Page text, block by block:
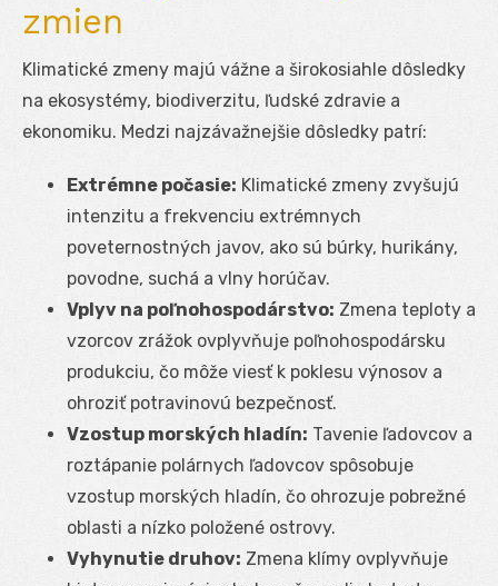
zmien
Klimatické zmeny majú vážne a širokosiahle dôsledky
na ekosystémy, biodiverzitu, ľudské zdravie a
ekonomiku. Medzi najzávažnejšie dôsledky patrí:
Extrémne počasie: Klimatické zmeny zvyšujú
intenzitu a frekvenciu extrémnych
poveternostných javov, ako sú búrky, hurikány,
povodne, suchá a vlny horúčav.
Vplyv na poľnohospodárstvo: Zmena teploty a
vzorcov zrážok ovplyvňuje poľnohospodársku
produkciu, čo môže viesť k poklesu výnosov a
ohroziť potravinovú bezpečnosť.
Vzostup morských hladín: Tavenie ľadovcov a
roztápanie polárnych ľadovcov spôsobuje
vzostup morských hladín, čo ohrozuje pobrežné
oblasti a nízko položené ostrovy.
Vyhynutie druhov: Zmena klímy ovplyvňuje